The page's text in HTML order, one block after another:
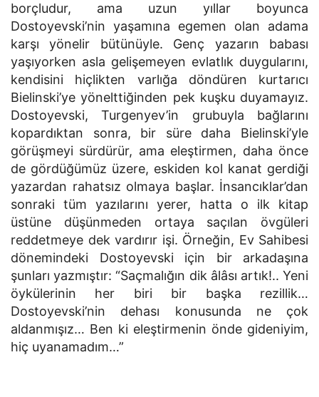
borçludur, ama uzun yıllar boyunca
Dostoyevski’nin yaşamına egemen olan adama
karşı yönelir bütünüyle. Genç yazarın babası
yaşıyorken asla gelişemeyen evlatlık duygularını,
kendisini hiçlikten varlığa döndüren kurtarıcı
Bielinski’ye yönelttiğinden pek kuşku duyamayız.
Dostoyevski, Turgenyev’in grubuyla bağlarını
kopardıktan sonra, bir süre daha Bielinski’yle
görüşmeyi sürdürür, ama eleştirmen, daha önce
de gördüğümüz üzere, eskiden kol kanat gerdiği
yazardan rahatsız olmaya başlar. İnsancıklar’dan
sonraki tüm yazılarını yerer, hatta o ilk kitap
üstüne düşünmeden ortaya saçılan övgüleri
reddetmeye dek vardırır işi. Örneğin, Ev Sahibesi
dönemindeki Dostoyevski için bir arkadaşına
şunları yazmıştır: “Saçmalığın dik âlâsı artık!.. Yeni
öykülerinin her biri bir başka rezillik…
Dostoyevski’nin dehası konusunda ne çok
aldanmışız… Ben ki eleştirmenin önde gideniyim,
hiç uyanamadım…”